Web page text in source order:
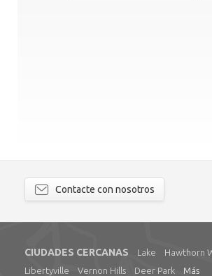
Contacte con nosotros
CIUDADES CERCANAS Lake
Hawthorn
Libertyville
Vernon Hills Deer Park Más